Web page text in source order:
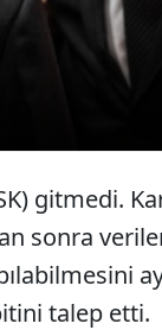
gitmedi.
sonra
talep etti.